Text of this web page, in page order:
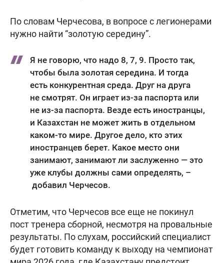
По словам Черчесова, в вопросе с легионерами
нужно найти “золотую середину”.
Я не говорю, что надо 8, 7, 9. Просто так,
чтобы была золотая середина. И тогда
есть конкурентная среда. Друг на друга
не смотрят. Он играет из-за паспорта или
не из-за паспорта. Везде есть иностранцы,
и Казахстан не может жить в отдельном
каком-то мире. Другое дело, кто этих
иностранцев берет. Какое место они
занимают, занимают ли заслуженно — это
уже клубы должны сами определять, –
добавил Черчесов.
Отметим, что Черчесов все еще не покинул
пост тренера сборной, несмотря на провальные
результаты. По слухам, российский специалист
будет готовить команду к выходу на чемпионат